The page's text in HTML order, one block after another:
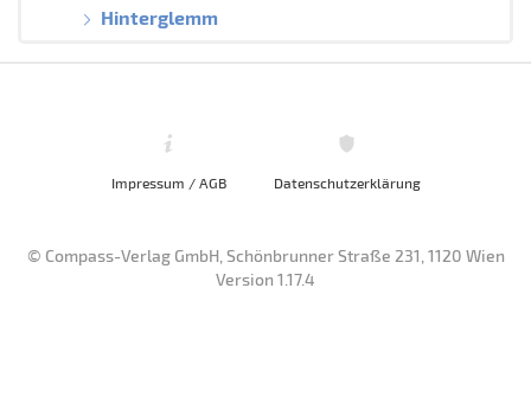
Hinterglemm
Impressum / AGB Datenschutzerklärung
© Compass-Verlag GmbH, Schönbrunner Straße 231, 1120 Wien
Version 1.17.4